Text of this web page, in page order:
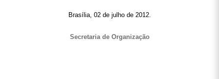
Brasília, 02 de julho de 2012.
Secretaria de Organização